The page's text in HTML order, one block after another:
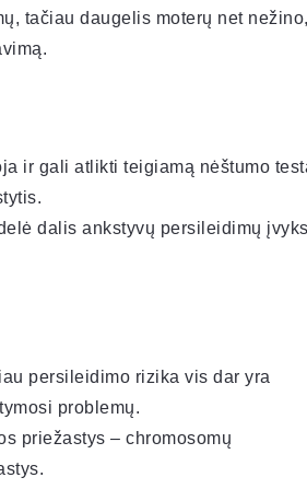
tačiau daugelis moterų net nežino,
ir gali atlikti teigiamą nėštumo
dalis ankstyvų persileidimų
persileidimo rizika vis dar yra
problemų.
priežastys – chromosomų